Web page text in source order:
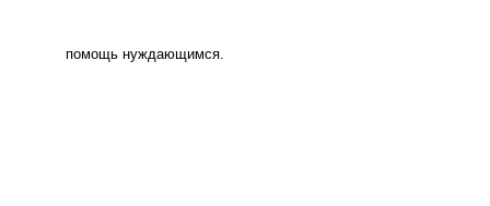
помощь нуждающимся.